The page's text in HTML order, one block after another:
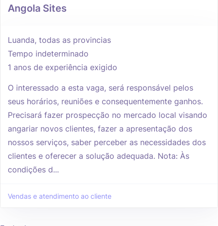
Angola Sites
Luanda, todas as provincias
Tempo indeterminado
1 anos de experiência exigido
O interessado a esta vaga, será responsável pelos
seus horários, reuniões e consequentemente ganhos.
Precisará fazer prospecção no mercado local visando
angariar novos clientes, fazer a apresentação dos
nossos serviços, saber perceber as necessidades dos
clientes e oferecer a solução adequada. Nota: Às
condições d...
Vendas e atendimento ao cliente